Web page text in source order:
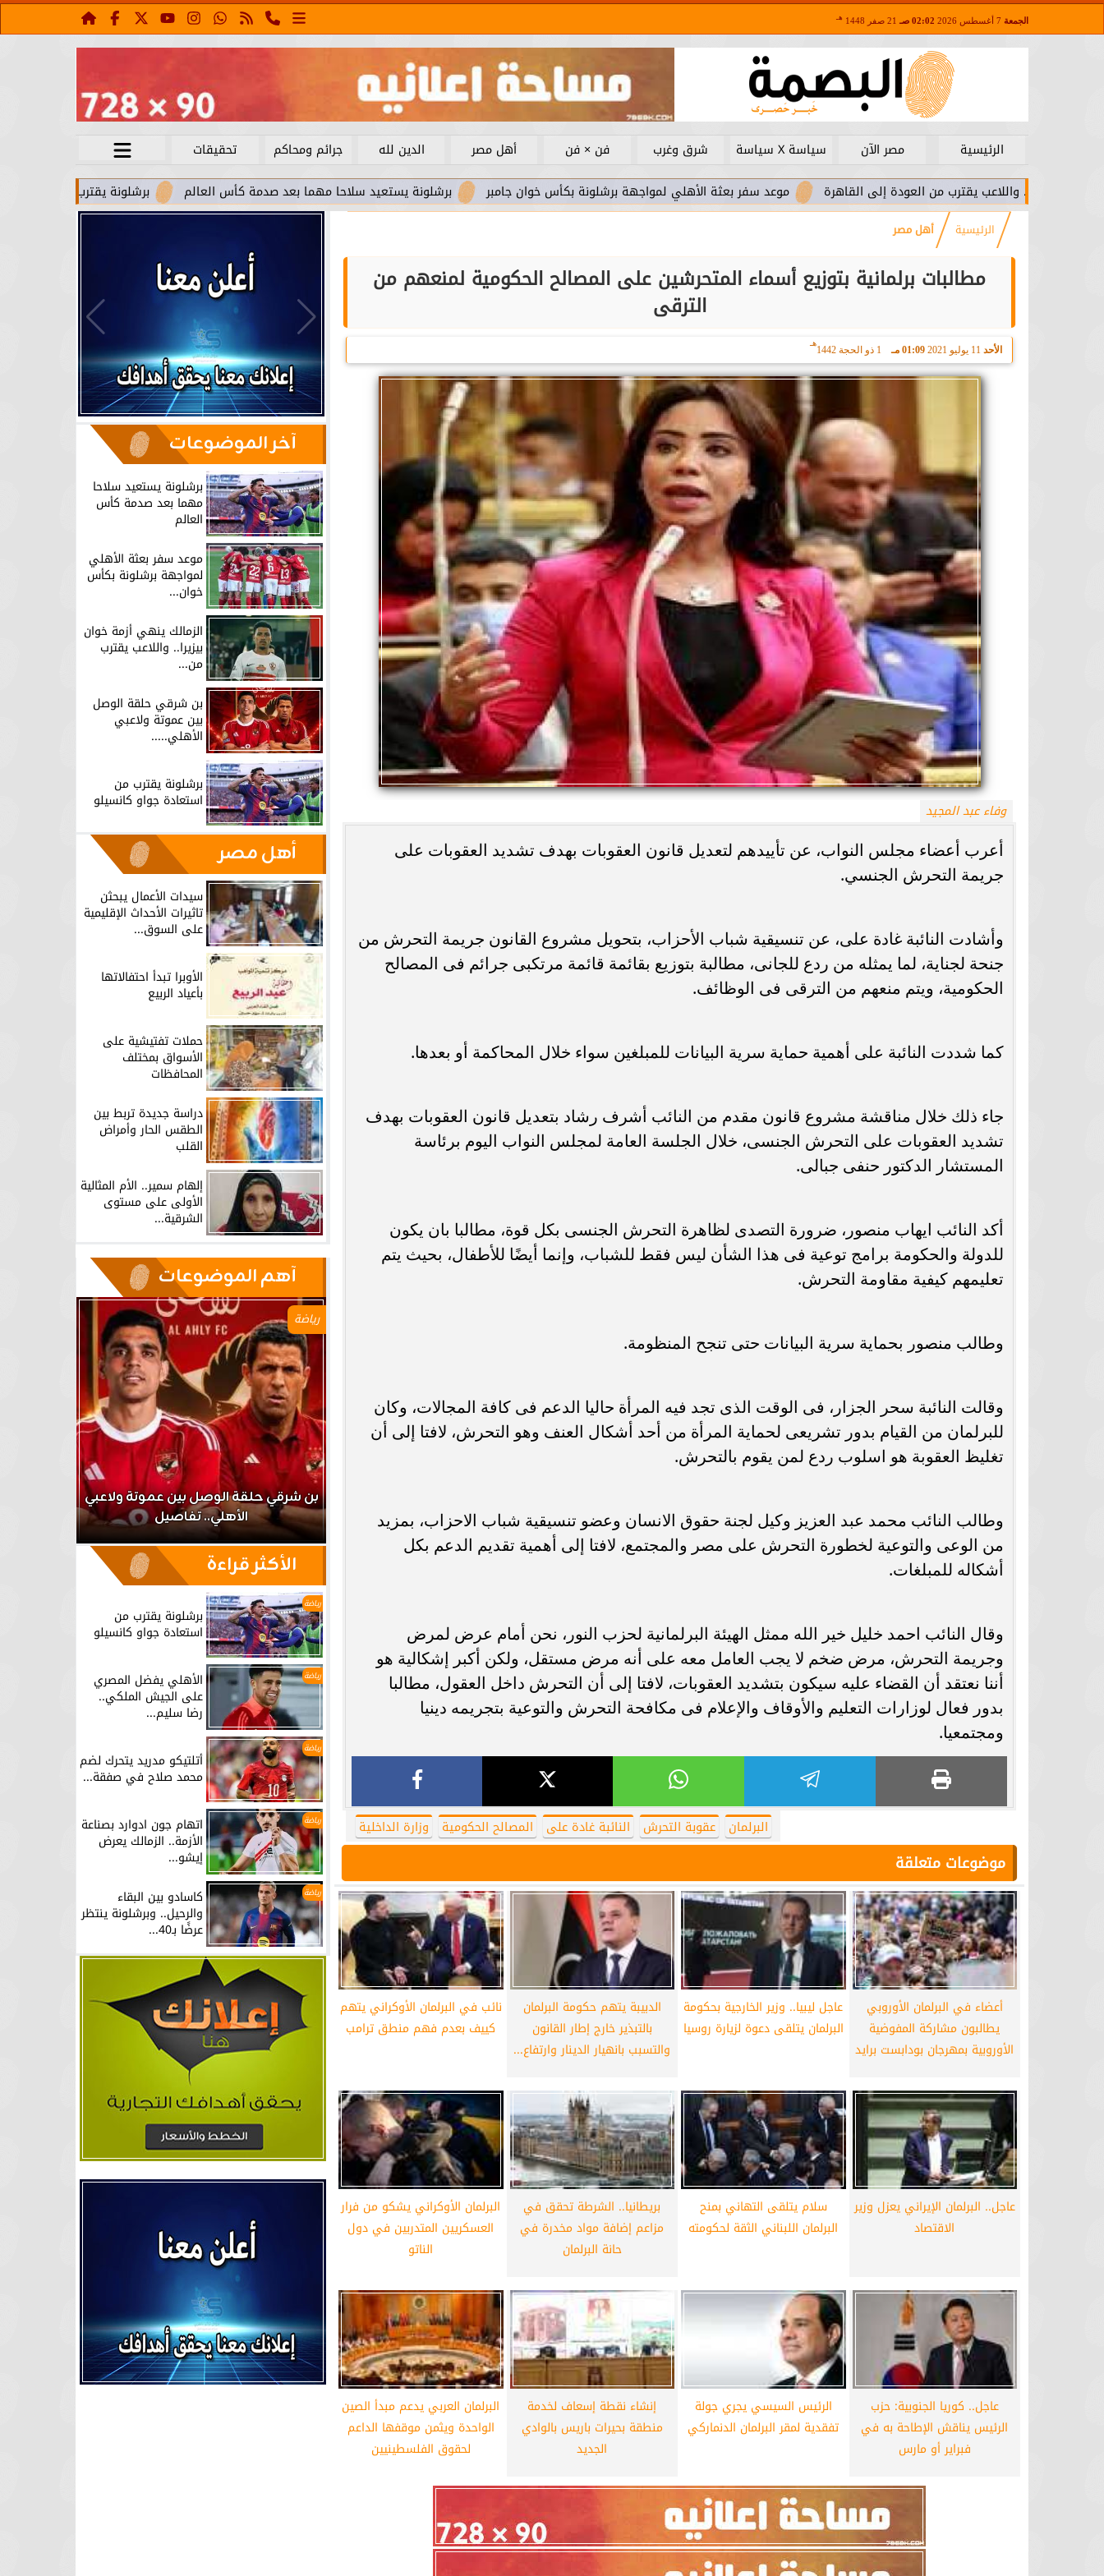
الجمعة 02:02 صـ 21 صفر 1448 هـ
الرئيسية مصر الآن سياسة X سياسة شرق وغرب فن × فن أهل مصر الدين لله جرائم ومحاكم
تحقيقات
برشلونة يقترب من استعادة جواو كانسيلو
برشلونة يستعيد سلاحا مهما بعد صدمة كأس العالم موعد سفر بعثة الأهلي لمواجهة برشلونة بكأس خوان جامبر واللاعب يقترب من العودة إلى القاهرة
الرئيسية أهل مصر
مطالبات برلمانية بتوزيع أسماء المتحرشين على المصالح الحكومية لمنعهم من
الترقى
الأحد 11 يوليو 2021 01:09 مـ 1 ذو الحجة 1442
هـ
وفاء عبد المجيد
أعرب أعضاء مجلس النواب، عن تأييدهم لتعديل قانون العقوبات بهدف تشديد العقوبات على
جريمة التحرش الجنسي.
وأشادت النائبة غادة على، عن تنسيقية شباب الأحزاب، بتحويل مشروع القانون جريمة التحرش من
جنحة لجناية، لما يمثله من ردع للجانى، مطالبة بتوزيع بقائمة قائمة مرتكبى جرائم فى المصالح
الحكومية، ويتم منعهم من الترقى فى الوظائف.
كما شددت النائبة على أهمية حماية سرية البيانات للمبلغين سواء خلال المحاكمة أو بعدها.
جاء ذلك خلال مناقشة مشروع قانون مقدم من النائب أشرف رشاد بتعديل قانون العقوبات بهدف
تشديد العقوبات على التحرش الجنسى، خلال الجلسة العامة لمجلس النواب اليوم برئاسة
المستشار الدكتور حنفى جبالى.
أكد النائب ايهاب منصور، ضرورة التصدى لظاهرة التحرش الجنسى بكل قوة، مطالبا بان يكون
للدولة والحكومة برامج توعية فى هذا الشأن ليس فقط للشباب، وإنما أيضًا للأطفال، بحيث يتم
تعليمهم كيفية مقاومة التحرش.
وطالب منصور بحماية سرية البيانات حتى تنجح المنظومة.
وقالت النائبة سحر الجزار، فى الوقت الذى تجد فيه المرأة حاليا الدعم فى كافة المجالات، وكان
للبرلمان من القيام بدور تشريعى لحماية المرأة من أحد أشكال العنف وهو التحرش، لافتا إلى أن
تغليظ العقوبة هو اسلوب ردع لمن يقوم بالتحرش.
وطالب النائب محمد عبد العزيز وكيل لجنة حقوق الانسان وعضو تنسيقية شباب الاحزاب، بمزيد
من الوعى والتوعية لخطورة التحرش على مصر والمجتمع، لافتا إلى أهمية تقديم الدعم بكل
أشكاله للمبلغات.
وقال النائب احمد خليل خير الله ممثل الهيئة البرلمانية لحزب النور، نحن أمام عرض لمرض
وجريمة التحرش، مرض ضخم لا يجب العامل معه على أنه مرض مستقل، ولكن أكبر إشكالية هو
أننا نعتقد أن القضاء عليه سيكون بتشديد العقوبات، لافتا إلى أن التحرش داخل العقول، مطالبا
بدور فعال لوزارات التعليم والأوقاف والإعلام فى مكافحة التحرش والتوعية بتجريمه دينيا
ومجتمعيا.
البرلمان عقوبة التحرش النائبة غادة على المصالح الحكومية وزارة الداخلية
موضوعات متعلقة
أعضاء في البرلمان الأوروبي
يطالبون مشاركة المفوضية
الأوروبية بمهرجان بودابست برايد
عاجل ليبيا.. وزير الخارجية بحكومة
البرلمان يتلقى دعوة لزيارة روسيا
الدبيبة يتهم حكومة البرلمان
بالتبذير خارج إطار القانون
والتسبب بانهيار الدينار وارتفاع...
نائب في البرلمان الأوكراني يتهم
كييف بعدم فهم منطق ترامب
عاجل.. البرلمان الإيراني يعزل وزير
الاقتصاد
سلام يتلقى التهاني بمنح
البرلمان اللبناني الثقة لحكومته
بريطانيا.. الشرطة تحقق في
مزاعم إضافة مواد مخدرة في
حانة البرلمان
البرلمان الأوكراني يشكو من فرار
العسكريين المتدربين في دول
الناتو
عاجل.. كوريا الجنوبية: حزب
الرئيس يناقش الإطاحة به في
فبراير أو مارس
الرئيس السيسي يجري جولة
تفقدية لمقر البرلمان الدنماركي
إنشاء نقطة إسعاف لخدمة
منطقة بحيرات باريس بالوادي
الجديد
البرلمان العربي يدعم مبدأ الصين
الواحدة ويثمن موقفها الداعم
لحقوق الفلسطينيين
آخر الموضوعات
برشلونة يستعيد سلاحا
مهما بعد صدمة كأس
العالم
موعد سفر بعثة الأهلي
لمواجهة برشلونة بكأس
خوان...
الزمالك ينهي أزمة خوان
بيزيرا.. واللاعب يقترب
من...
بن شرقي حلقة الوصل
بين عموتة ولاعبي
الأهلي.....
برشلونة يقترب من
استعادة جواو كانسيلو
أهل مصر
سيدات الأعمال يبحثن
تاثيرات الأحداث الإقليمية
على السوق...
الأوبرا تبدأ احتفالاتها
بأعياد الربيع
حملات تفتيشية على
الأسواق بمختلف
المحافظات
دراسة جديدة تربط بين
الطقس الحار وأمراض
القلب
إلهام سمير.. الأم المثالية
الأولى على مستوى
الشرقية...
آهم الموضوعات
كأس العالم
بكأس خوان جامبر
يقترب من العودة إلى القاهرة
رياضة
بن شرقي حلقة الوصل بين عموتة ولاعبي
الأهلي.. تفاصيل
الأكثر قراءة
رياضة
برشلونة يقترب من
استعادة جواو كانسيلو
رياضة الأهلي يفضل المصري
على الجيش الملكي..
رضا سليم...
رياضة
أتلتيكو مدريد يتحرك لضم
محمد صلاح في صفقة...
رياضة اتهام جون ادوارد بصناعة
الأزمة.. الزمالك يعرض
إيشو...
رياضة كاسادو بين البقاء
والرحيل.. وبرشلونة ينتظر
عرضًا بـ40...